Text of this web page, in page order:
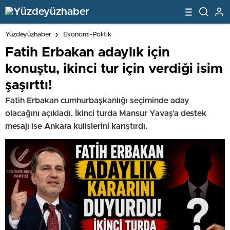
Yüzdeyüzhaber Ekonomi-Politik
Fatih Erbakan adaylık için
konuştu, ikinci tur için verdiği isim
şaşırttı!
Fatih Erbakan cumhurbaşkanlığı seçiminde aday
olacağını açıkladı. İkinci turda Mansur Yavaş’a destek
mesajı ise Ankara kulislerini karıştırdı.